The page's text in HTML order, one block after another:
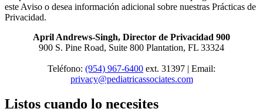
este Aviso o desea información adicional sobre nuestras Prácticas de
Privacidad.
April Andrews-Singh, Director de Privacidad 900
900 S. Pine Road, Suite 800 Plantation, FL 33324
Teléfono: (954) 967-6400 ext. 31397 | Email:
privacy@pediatricassociates.com
Listos cuando lo necesites